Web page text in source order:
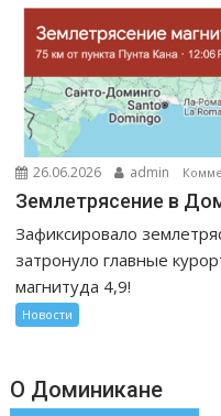
26.06.2026 admin
Землетрясение в
Зафиксировало
затронуло главные
магнитуда 4,9!
Новости
О Доминикане